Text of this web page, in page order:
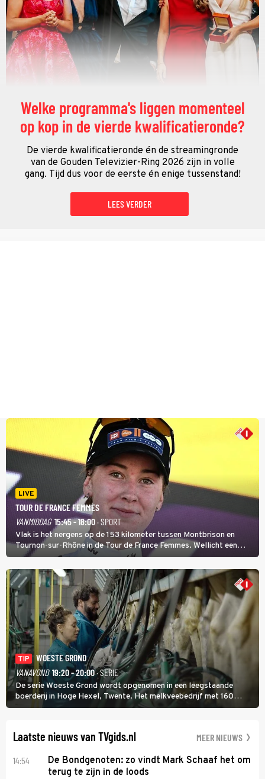
Welke programma's liggen momenteel
op kop in de vierde kwalificatieronde?
De vierde kwalificatieronde én de streamingronde
van de Gouden Televizier-Ring 2026 zijn in volle
gang. Tijd dus voor de eerste én enige tussenstand!
LEES VERDER
LIVE
TOUR DE FRANCE FEMMES
VANMIDDAG 15:45 - 18:00· SPORT
Vlak is het nergens op de 153 kilometer tussen Montbrison en
Tournon-sur-Rhône in de Tour de France Femmes. Wellicht een
kans voor Nienke Vinke, die vorig jaar de witte trui won.
TIP
WOESTE GROND
VANAVOND 19:20 - 20:00· SERIE
De serie Woeste Grond wordt opgenomen in een leegstaande
boerderij in Hoge Hexel, Twente. Het melkveebedrijf met 160
koeien moest sluiten, omdat het dicht bij een Natura 2000-gebied
Laatste nieuws van TVgids.nl MEER NIEUWS
14:54
De Bondgenoten: zo vindt Mark Schaaf het om
terug te zijn in de loods